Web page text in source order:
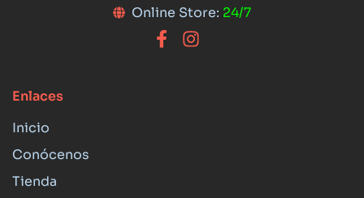
Online Store: 24/7
Enlaces
Inicio
Conócenos
Tienda